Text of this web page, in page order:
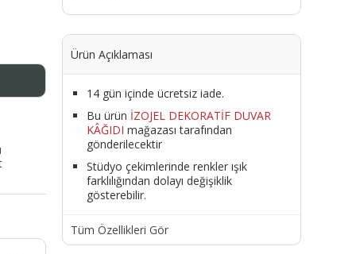
Ürün Açıklaması
14 gün içinde ücretsiz iade.
Bu ürün İZOJEL DEKORATİF DUVAR
KÂĞIDI mağazası tarafından
gönderilecektir
Stüdyo çekimlerinde renkler ışık
farklılığından dolayı değişiklik
gösterebilir.
Tüm Özellikleri Gör